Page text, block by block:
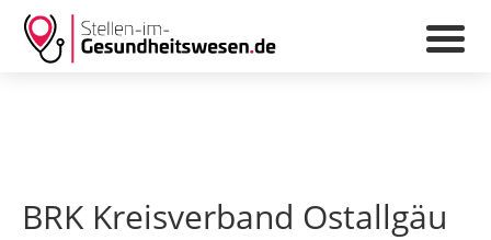
BRK Kreisverband Ostallgäu